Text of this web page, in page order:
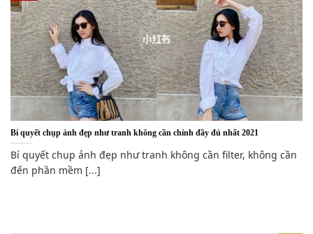
Bí quyết chụp ảnh đẹp như tranh không cần chỉnh đầy đủ nhất 2021
Bí quyết chụp ảnh đẹp như tranh không cần filter, không cần
đến phần mềm [...]